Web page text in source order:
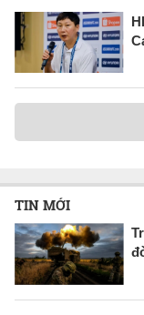
TIN MỚI